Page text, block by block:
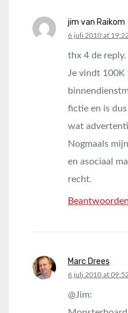
jim van Raikom
says:
6 juli 2010 at 19:22
thx 4 de reply.
Je vindt 100K
fictie en is
wat
Nogmaals
en asociaal
recht.
Beantwoorden
Marc Drees
says:
6 juli 2010 at 09:52
@Jim: